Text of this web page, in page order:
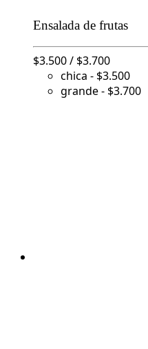
Ensalada de frutas
$3.500 / $3.700
chica - $3.500
grande- $3.700